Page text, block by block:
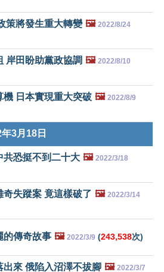
策將發生重大轉變 🖼️ 2022/8/24
岸田盼助黨政協調 🖼️ 2022/8/10
機 日本實現重大突破 🖼️ 2022/8/9
3月18日
共恐挺不到二十大 🖼️ 2022/3/18
失蹤案 竟這樣破了 🖼️ 2022/3/14
的傳奇故事 🖼️ 2022/3/9 (243,538次)
來 俄陷入沼澤不拔腳 🖼️ 2022/3/7